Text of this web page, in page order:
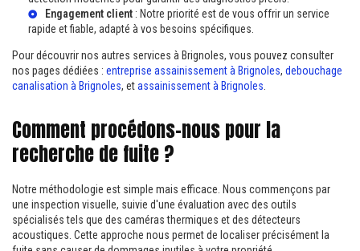
Engagement client : Notre priorité est de vous offrir un service
rapide et fiable, adapté à vos besoins spécifiques.
Pour découvrir nos autres services à Brignoles, vous pouvez consulter
nos pages dédiées : entreprise assainissement à Brignoles, debouchage
canalisation à Brignoles, etassainissement à Brignoles
Comment procédons-nous pour la
recherche de fuite ?
Notre méthodologie est simple mais efficace. Nous commençons par
une inspection visuelle, suivie d'une évaluation avec des outils
spécialisés tels que des caméras thermiques et des détecteurs
acoustiques. Cette approche nous permet de localiser précisément la